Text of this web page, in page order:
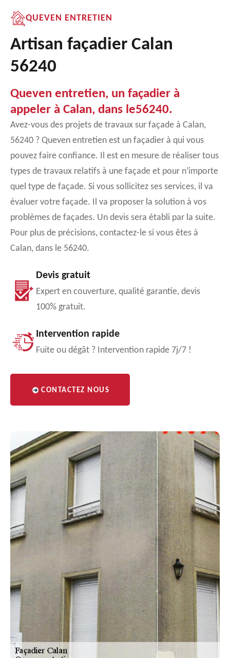
QUEVEN ENTRETIEN
Artisan façadier Calan
56240
Queven entretien, un façadier à
appeler à Calan, dans le56240.
Avez-vous des projets de travaux sur façade à Calan,
56240 ? Queven entretien est un façadier à qui vous
pouvez faire confiance. Il est en mesure de réaliser tous
types de travaux relatifs à une façade et pour n’importe
quel type de façade. Si vous sollicitez ses services, il va
évaluer votre façade. Il va proposer la solution à vos
problèmes de façades. Un devis sera établi par la suite.
Pour plus de précisions, contactez-le si vous êtes à
Calan, dans le 56240.
Devis gratuit
Expert en couverture, qualité garantie, devis
100% gratuit.
Intervention rapide
Fuite ou dégât ? Intervention rapide 7j/7 !
CONTACTEZ NOUS